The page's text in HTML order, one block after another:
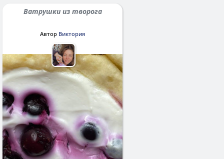
Ватрушки из творога
Автор Виктория